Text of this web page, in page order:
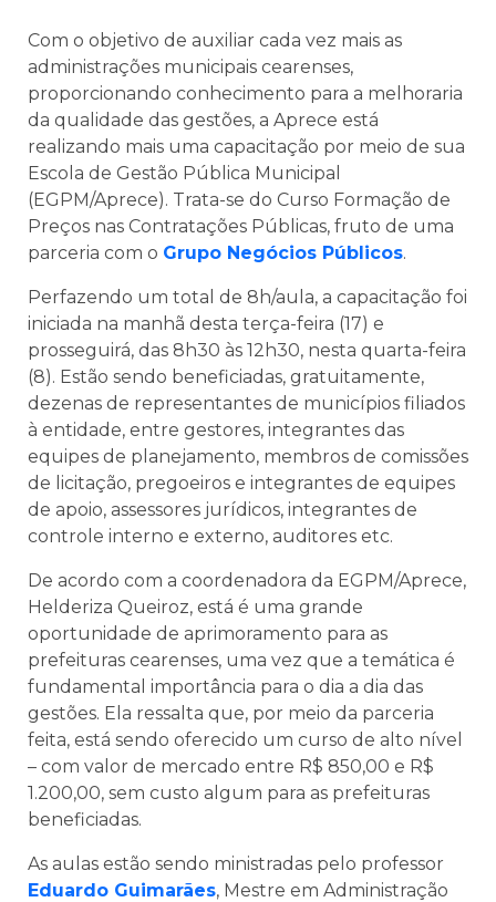
Com o objetivo de auxiliar cada vez mais as
administrações municipais cearenses,
proporcionando conhecimento para a melhoraria
da qualidade das gestões, a Aprece está
realizando mais uma capacitação por meio de sua
Escola de Gestão Pública Municipal
(EGPM/Aprece). Trata-se do Curso Formação de
Preços nas Contratações Públicas, fruto de uma
parceria com o Grupo Negócios Públicos.
Perfazendo um total de 8h/aula, a capacitação foi
iniciada na manhã desta terça-feira (17) e
prosseguirá, das 8h30 às 12h30, nesta quarta-feira
(8). Estão sendo beneficiadas, gratuitamente,
dezenas de representantes de municípios filiados
à entidade, entre gestores, integrantes das
equipes de planejamento, membros de comissões
de licitação, pregoeiros e integrantes de equipes
de apoio, assessores jurídicos, integrantes de
controle interno e externo, auditores etc.
De acordo com a coordenadora da EGPM/Aprece,
Helderiza Queiroz, está é uma grande
oportunidade de aprimoramento para as
prefeituras cearenses, uma vez que a temática é
fundamental importância para o dia a dia das
gestões. Ela ressalta que, por meio da parceria
feita, está sendo oferecido um curso de alto nível
– com valor de mercado entre R$ 850,00 e R$
1.200,00, sem custo algum para as prefeituras
beneficiadas.
As aulas estão sendo ministradas pelo professor
Eduardo Guimarães, Mestre em Administração